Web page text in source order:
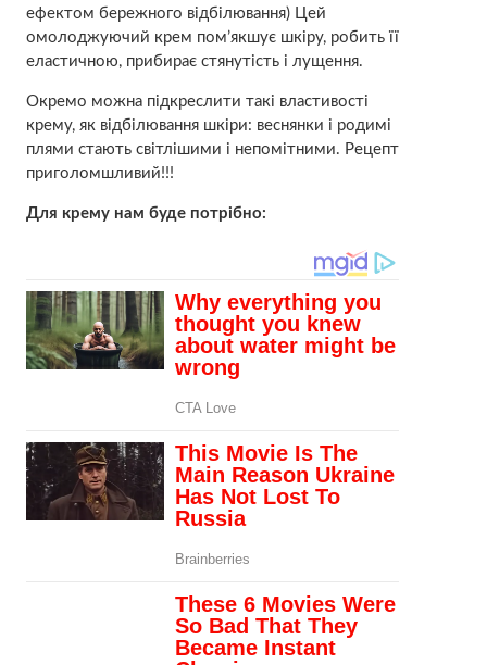
ефектом бережного відбілювання) Цей
омолоджуючий крем пом’якшує шкіру, робить її
еластичною, прибирає стянутість і лущення.
Окремо можна підкреслити такі властивості
крему, як відбілювання шкіри: веснянки і родимі
плями стають світлішими і непомітними. Рецепт
приголомшливий!!!
Для крему нам буде потрібно: